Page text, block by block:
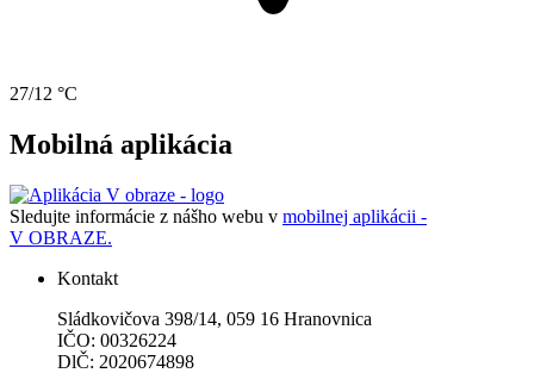
27/12 °C
Mobilná aplikácia
Sledujte informácie z nášho webu v mobilnej aplikácii -
V OBRAZE.
Kontakt
Sládkovičova 398/14, 059 16 Hranovnica
IČO: 00326224
DlČ: 2020674898